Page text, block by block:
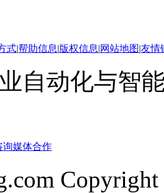
式|帮助信息|版权信息|网站地图|友情
自动化与智
询媒体合作